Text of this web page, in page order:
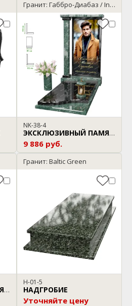
Гранит: Габбро-Диабаз / Indian Green
NK-38-4
ЭКСКЛЮЗИВНЫЙ ПАМЯТНИК
9 886 руб.
ЭКСКЛЮЗИВНЫЙ ПАМЯТНИК
Гранит: Baltic Green
Н-01-5
НАДГРОБИЕ
Уточняйте цену